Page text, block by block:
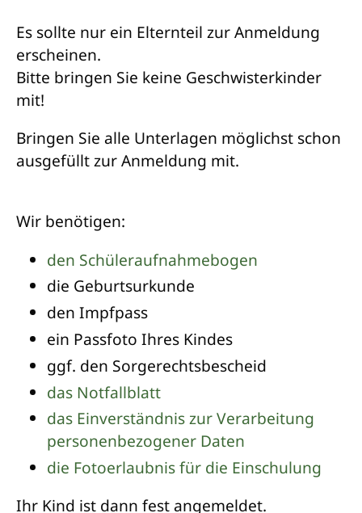
Es sollte nur ein Elternteil zur Anmeldung
erscheinen.
Bitte bringen Sie keine Geschwisterkinder
mit!
Bringen Sie alle Unterlagen möglichst schon
ausgefüllt zur Anmeldung mit.
Wir benötigen:
den Schüleraufnahmebogen
die Geburtsurkunde
den Impfpass
ein Passfoto Ihres Kindes
ggf. den Sorgerechtsbescheid
das Notfallblatt
das Einverständnis zur Verarbeitung
personenbezogener Daten
die Fotoerlaubnis für die Einschulung
Ihr Kind ist dann fest angemeldet.